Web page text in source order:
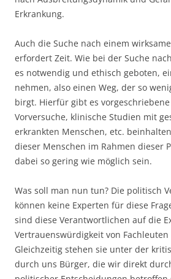
Erkrankung.
Auch die Suche nach einem
erfordert Zeit. Wie bei der Suche
es notwendig und ethisch geboten,
nehmen, also einen Weg, der so
birgt. Hierfür gibt es
Vorversuche, klinische Studien mit
erkrankten Menschen, etc.
dieser Menschen im Rahmen dieser
dabei so gering wie möglich sein.
Was soll man nun tun? Die politisch
können keine Experten für diese
sind diese Verantwortlichen auf die
Vertrauenswürdigkeit von Fachleuten
Gleichzeitig stehen sie unter der
durch uns Bürger, die wir direkt